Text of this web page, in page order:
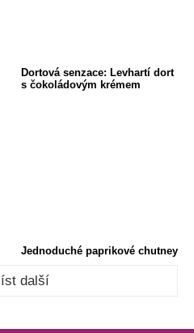
Dortová senzace: Levhartí dort
s čokoládovým krémem
Jednoduché paprikové chutney
další